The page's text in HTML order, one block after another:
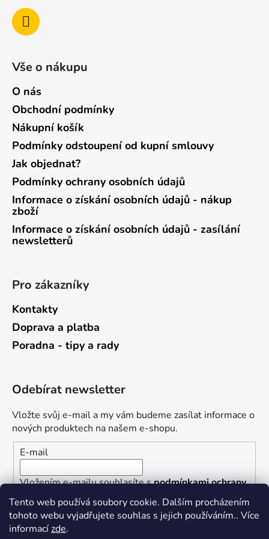
Tento web používá soubory cookie. Dalším procházením
tohoto webu vyjadřujete souhlas s jejich používáním.. Více
informacízde.
Vše o nákupu
O nás
Obchodní podmínky
Nákupní košík
Podmínky odstoupení od kupní smlouvy
Jak objednat?
Podmínky ochrany osobních údajů
Informace o získání osobních údajů - nákup
zboží
Informace o získání osobních údajů - zasílání
newsletterů
Pro zákazníky
Kontakty
Doprava a platba
Poradna - tipy a rady
Odebírat newsletter
Vložte svůj e-mail a my vám budeme zasílat informace o
nových produktech na našem e-shopu.
E-mail
Vložením e-mailu souhlasíte spodmínkami ochrany
osobních údajů
PŘIHLÁSIT SE